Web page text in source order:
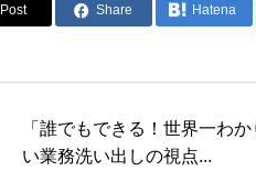
Post Share Hatena
「誰でもできる！世界一わ
い業務洗い出しの視点...